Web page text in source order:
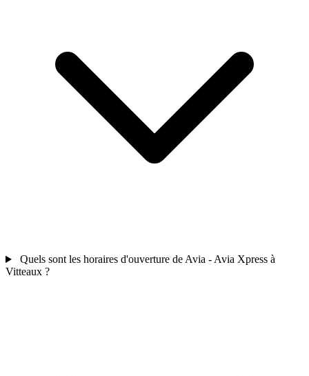
Quels sont les horaires d'ouverture de Avia - Avia Xpress à
Vitteaux ?